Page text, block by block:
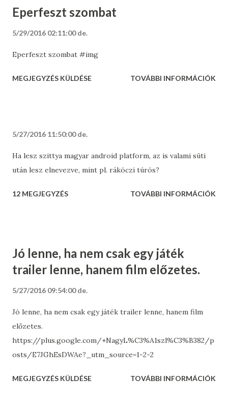
Eperfeszt szombat
5/29/2016 02:11:00 de.
Eperfeszt szombat #img
MEGJEGYZÉS KÜLDÉSE TOVÁBBI INFORMÁCIÓK
5/27/2016 11:50:00 de.
Ha lesz szittya magyar android platform, az is valami süti
után lesz elnevezve, mint pl. rákóczi túrós?
12 MEGJEGYZÉS TOVÁBBI INFORMÁCIÓK
Jó lenne, ha nem csak egy játék
trailer lenne, hanem film előzetes.
5/27/2016 09:54:00 de.
Jó lenne, ha nem csak egy játék trailer lenne, hanem film
előzetes.
https://plus.google.com/+NagyL%C3%A1szl%C3%B382/p
osts/E7JGhEsDWAe?_utm_source=1-2-2
MEGJEGYZÉS KÜLDÉSE TOVÁBBI INFORMÁCIÓK